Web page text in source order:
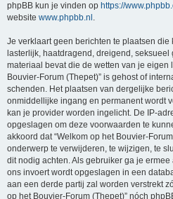
phpBB kun je vinden op https://
website www.phpbb.nl .
Je verklaart geen berichten te plaatsen die
lasterlijk, haatdragend, dreigend,
materiaal bevat die de wetten van je eigen
Bouvier-Forum (Thepet)” is gehost of
schenden. Het plaatsen van dergelijke
onmiddellijke ingang en permanent wordt
kan je provider worden ingelicht. De IP-
opgeslagen om deze voorwaarden te
akkoord dat “Welkom op het Bouvier-
onderwerp te verwijderen, te wijzigen, te
dit nodig achten. Als gebruiker ga je
ons invoert wordt opgeslagen in een
aan een derde partij zal worden verstrekt
op het Bouvier-Forum (Thepet)” nóch